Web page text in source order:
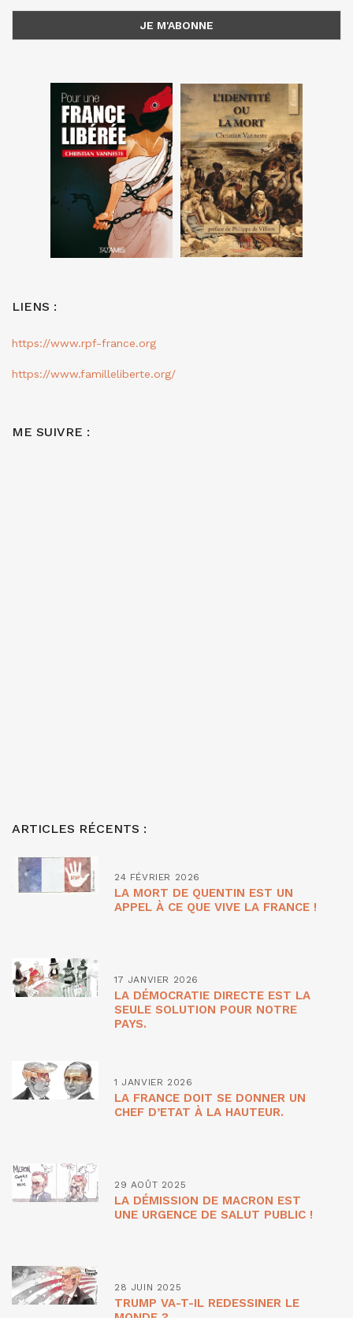
LIENS :
https://www.rpf-france.org
https://www.familleliberte.org/
ME SUIVRE :
ARTICLES RÉCENTS :
24 FÉVRIER 2026
LA MORT DE QUENTIN EST UN
APPEL À CE QUE VIVE LA FRANCE !
17 JANVIER 2026
LA DÉMOCRATIE DIRECTE EST LA
SEULE SOLUTION POUR NOTRE
PAYS.
1 JANVIER 2026
LA FRANCE DOIT SE DONNER UN
CHEF D’ETAT À LA HAUTEUR.
29 AOÛT 2025
LA DÉMISSION DE MACRON EST
UNE URGENCE DE SALUT PUBLIC !
28 JUIN 2025
TRUMP VA-T-IL REDESSINER LE